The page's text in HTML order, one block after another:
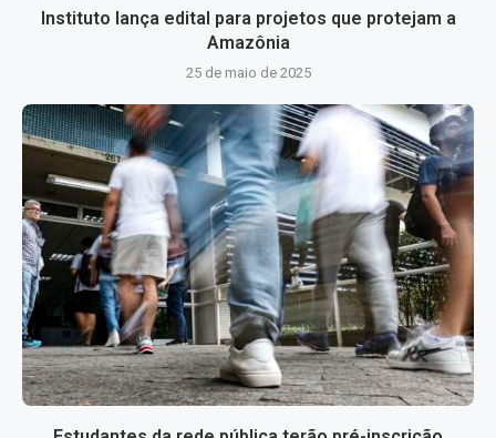
Instituto lança edital para projetos que protejam a
Amazônia
25 de maio de 2025